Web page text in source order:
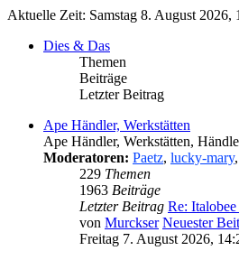
Aktuelle Zeit: Samstag 8. August 2026,
Dies & Das
Themen
Beiträge
Letzter Beitrag
Ape Händler, Werkstätten
Ape Händler, Werkstätten,
Moderatoren: Paetz, lucky-mary,
229 Themen
1963 Beiträge
Letzter Beitrag Re:
von Murckser Neuester
Freitag 7. August 2026,